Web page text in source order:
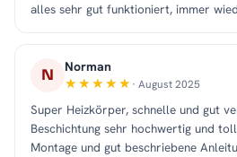
alles sehr gut funktioniert, immer
N Norman
· August 2025
Super Heizkörper, schnelle und gut
Beschichtung sehr hochwertig und
Montage und gut beschriebene